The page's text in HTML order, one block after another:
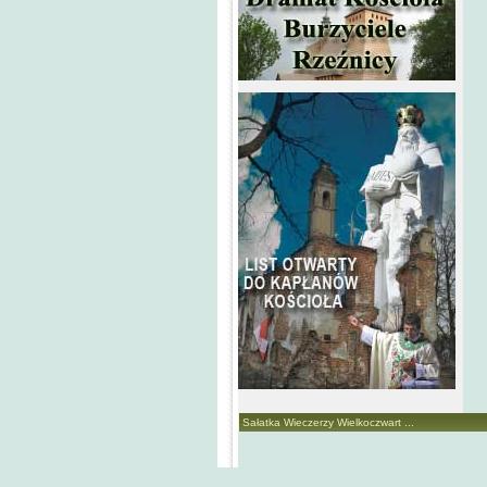
Sałatka Wieczerzy Wielkoczwart ...